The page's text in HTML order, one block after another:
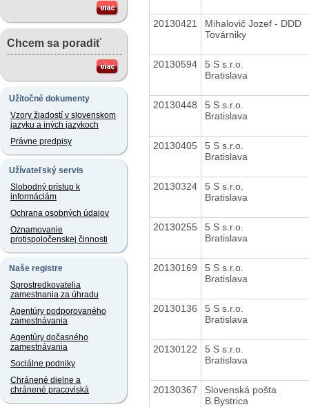
Chcem sa poradiť
Užitočné dokumenty
Vzory žiadostí v slovenskom
jazyku a iných jazykoch
Právne predpisy
Užívateľský servis
Slobodný prístup k
informáciám
Ochrana osobných údajov
Oznamovanie
protispoločenskej činnosti
Naše registre
Sprostredkovatelia
zamestnania za úhradu
Agentúry podporovaného
zamestnávania
Agentúry dočasného
zamestnávania
Sociálne podniky
Chránené dielne a
chránené pracoviská
20130421
Mihalovič Jozef - DDD
Továrniky
20130594
5 S s.r.o.
Bratislava
20130448
5 S s.r.o.
Bratislava
20130405
5 S s.r.o.
Bratislava
20130324
5 S s.r.o.
Bratislava
20130255
5 S s.r.o.
Bratislava
20130169
5 S s.r.o.
Bratislava
20130136
5 S s.r.o.
Bratislava
20130122
5 S s.r.o.
Bratislava
20130367
Slovenská pošta
B.Bystrica